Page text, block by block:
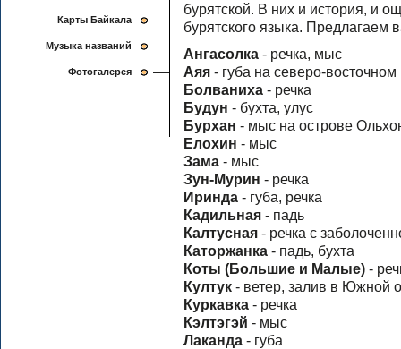
Карты Байкала
Музыка названий
Фотогалерея
бурятской. В них и история, и
бурятского языка. Предлагаем
Ангасолка - речка, мыс
Аяя - губа на северо-
Болваниха - речка
Будун - бухта, улус
Бурхан - мыс на острове
Елохин - мыс
Зама - мыс
Зун-Мурин - речка
Иринда - губа, речка
Кадильная - падь
Калтусная - речка с
Каторжанка - падь, бухта
Коты (Большие и Малые) -
Култук - ветер, залив в Южной
Куркавка - речка
Кэлтэгэй - мыс
Лаканда - губа